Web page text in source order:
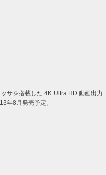
サを搭載した 4K Ultra HD 動画出力
年8月発売予定。